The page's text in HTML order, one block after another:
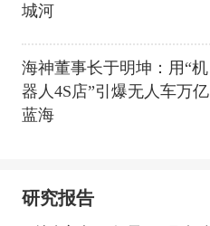
城河
海神董事长于明坤：用“机
器人4S店”引爆无人车万亿
蓝海
研究报告